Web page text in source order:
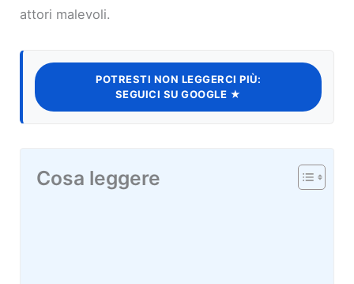
attori malevoli.
POTRESTI NON LEGGERCI PIÙ:
SEGUICI SU GOOGLE ★
Cosa leggere